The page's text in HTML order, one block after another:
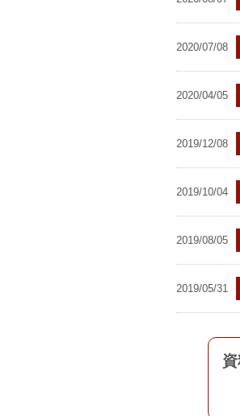
2020/07/08
2020/04/05
2019/12/08
2019/10/04
2019/08/05
2019/05/31